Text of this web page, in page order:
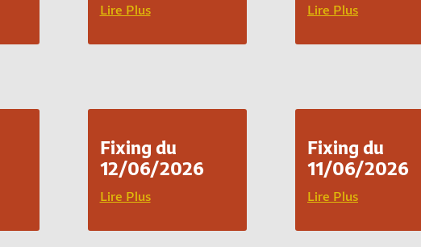
Lire Plus Lire Plus
Fixing du
12/06/2026
Lire Plus
Fixing du
11/06/2026
Lire Plus